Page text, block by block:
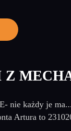
Z
nie każdy je
Artura to